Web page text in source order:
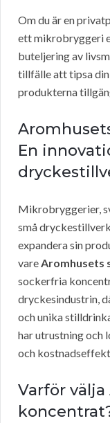
Om du är en
ett mikrobryggeri
buteljering av
tillfälle att tipsa din
produkterna
En
Mikrobryggerier,
små
expandera sin
vareAromhusets
sockerfria
dryckesindustrin,
och unika
har utrustning och
och
Varför